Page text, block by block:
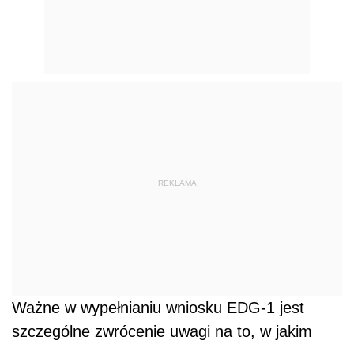
REKLAMA
Ważne w wypełnianiu wniosku EDG-1 jest
szczególne zwrócenie uwagi na to, w jakim